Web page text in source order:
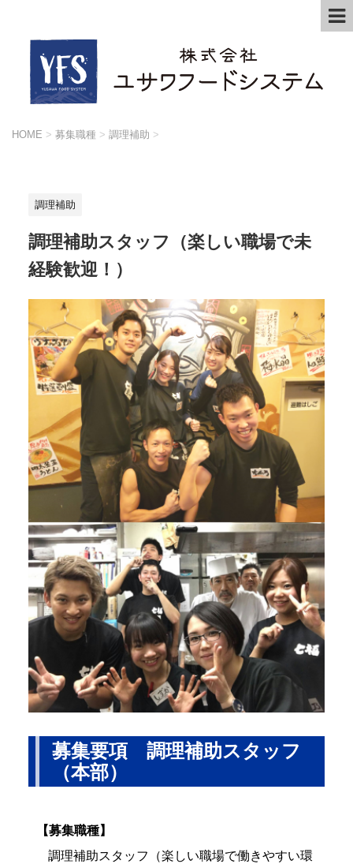
HOME > 募集職種 > 調理補助 >
調理補助
調理補助スタッフ（楽しい職場で未
経験歓迎！）
募集要項 調理補助スタッフ
（本部）
【募集職種】
調理補助スタッフ（楽しい職場で働きやすい環